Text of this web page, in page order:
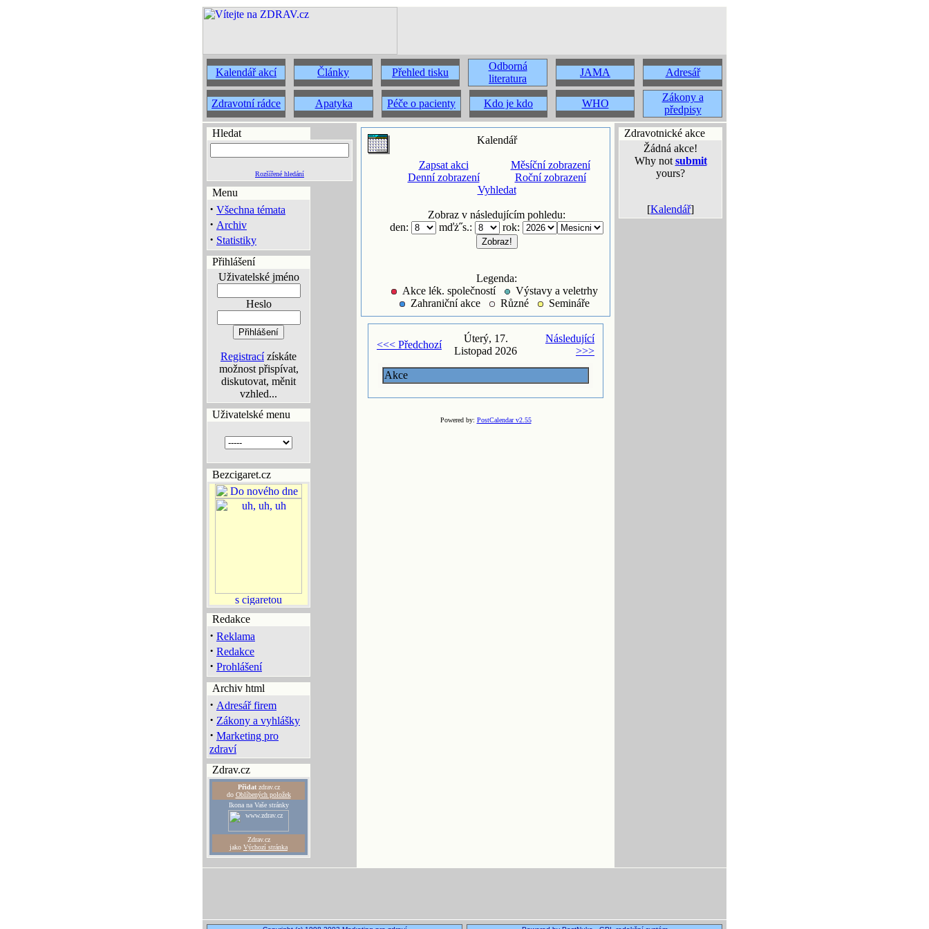
Kalendář akcí Články Přehled tisku
Odborná
literatura
JAMA Adresář
Zdravotní rádce Apatyka Péče o pacienty Kdo je kdo WHO
Zákony a
předpisy
Hledat
Rozšířené hledání
Menu
· Všechna témata
· Archiv
· Statistiky
Přihlášení
Uživatelské jméno
Heslo
Registracízískáte
možnost přispívat,
diskutovat, měnit
vzhled...
Uživatelské menu
Bezcigaret.cz
Redakce
· Reklama
· Redakce
· Prohlášení
Archiv html
· Adresář firem
· Zákony a vyhlášky
· Marketing pro
zdraví
Zdrav.cz
Přidatzdrav.cz
do Oblíbených položek
Ikona na Vaše stránky
Zdrav.cz
jako Výchozí stránka
Kalendář
Zapsat akci
Denní zobrazení
Měsíční zobrazení
Roční zobrazení
Vyhledat
Zobraz v následujícím pohledu:
den:
mďż˝s.: rok:
Legenda:
Akce lék. společností
Výstavy a veletrhy
Zahraniční akce
Různé Semináře
<<< Předchozí
Úterý, 17.
Listopad 2026
Následující
>>>
Akce
Powered by: PostCalendar v2.55
Zdravotnické akce
Žádná akce!
Why not submit
yours?
[Kalendář]